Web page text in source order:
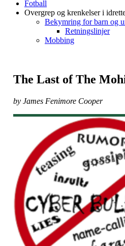
Fotball
Overgrep og krenkelser i
Bekymring for barn og
Retningslinjer
Mobbing
The Last of The
by James Fenimore Cooper